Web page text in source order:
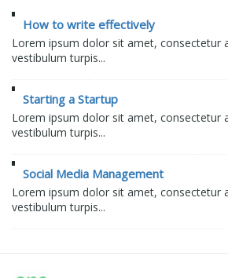
How to write effectively
Lorem ipsum dolor sit amet, consectetur
vestibulum turpis...
Starting a Startup
Lorem ipsum dolor sit amet, consectetur
vestibulum turpis...
Social Media Management
Lorem ipsum dolor sit amet, consectetur
vestibulum turpis...